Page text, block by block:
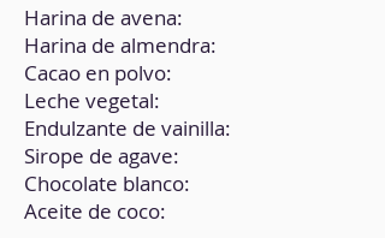
Harina de avena:
Harina de almendra:
Cacao en polvo:
Leche vegetal:
Endulzante de vainilla:
Sirope de agave:
Chocolate blanco:
Aceite de coco: